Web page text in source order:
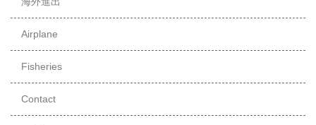
Airplane
Fisheries
Contact